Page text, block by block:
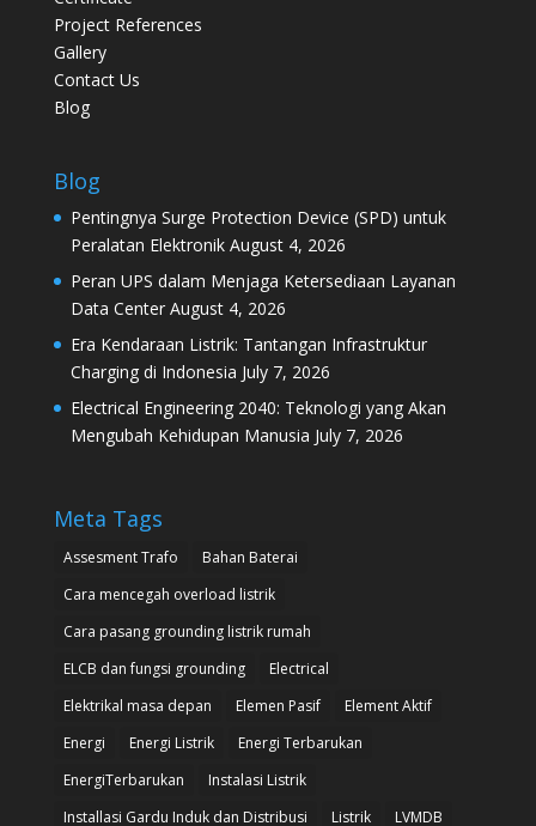
Project References
Gallery
Contact Us
Blog
Blog
Pentingnya Surge Protection Device (SPD) untuk
Peralatan Elektronik August 4, 2026
Peran UPS dalam Menjaga Ketersediaan Layanan
Data Center August 4, 2026
Era Kendaraan Listrik: Tantangan Infrastruktur
Charging di Indonesia July 7, 2026
Electrical Engineering 2040: Teknologi yang Akan
Mengubah Kehidupan Manusia July 7, 2026
Meta Tags
Assesment Trafo
Bahan Baterai
Cara mencegah overload listrik
Cara pasang grounding listrik rumah
ELCB dan fungsi grounding
Electrical
Elektrikal masa depan
Elemen Pasif
Element Aktif
Energi
Energi Listrik
Energi Terbarukan
EnergiTerbarukan
Instalasi Listrik
Installasi Gardu Induk dan Distribusi
Listrik LVMDB